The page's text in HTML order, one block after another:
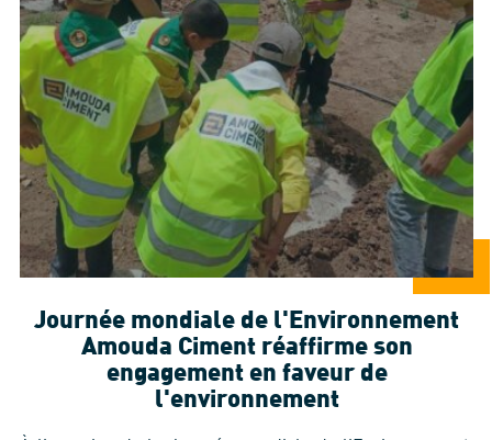
Journée mondiale de l'Environnement
Amouda Ciment réaffirme son
engagement en faveur de
l'environnement